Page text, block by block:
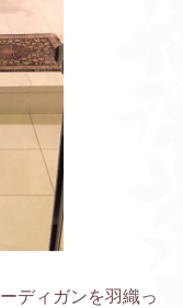
ディガンを羽織っ